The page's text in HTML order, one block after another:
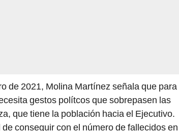
de 2021, Molina Martínez señala que para
gestos polítcos que sobrepasen las
que tiene la población hacia el Ejecutivo.
conseguir con el número de fallecidos en